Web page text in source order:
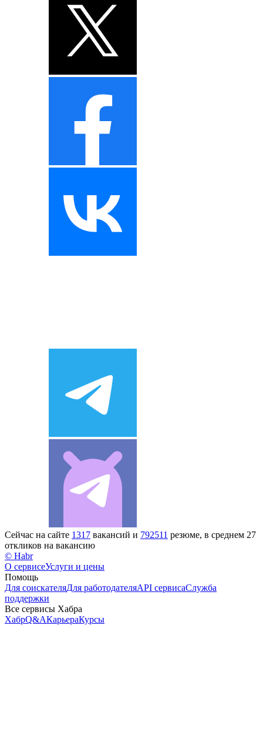
Сейчас на сайте 1317 вакансий и 792511 резюме, в среднем 27
откликов на вакансию
© Habr
О сервисеУслуги и цены
Помощь
Для соискателяДля работодателяAPI сервисаСлужба
поддержки
Все сервисы Хабра
ХабрQ&AКарьераКурсы